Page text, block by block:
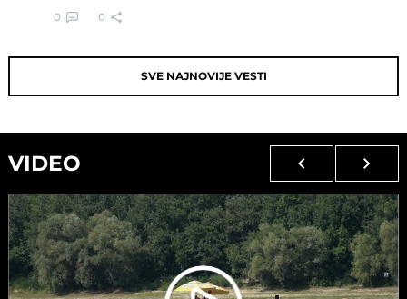
0 0
SVE NAJNOVIJE VESTI
VIDEO